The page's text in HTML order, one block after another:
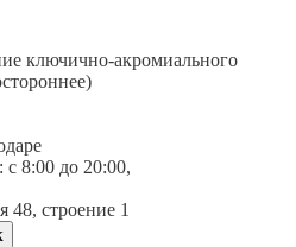
ключично-акромиального
8:00 до 20:00,
48, строение 1